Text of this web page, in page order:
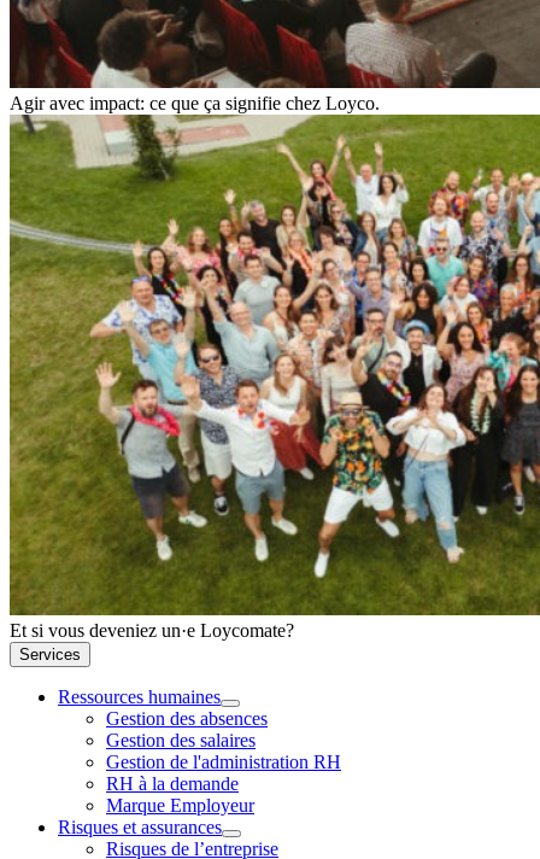
Agir avec impact: ce que ça signifie chez Loyco.
Et si vous deveniez un·e Loycomate?
Services
Ressources humaines
Gestion des absences
Gestion des salaires
Gestion de l'administration RH
RH à la demande
Marque Employeur
Risques et assurances
Risques de l’entreprise